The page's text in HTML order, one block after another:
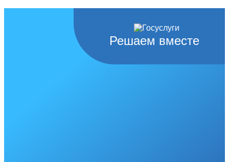
Решаем вместе